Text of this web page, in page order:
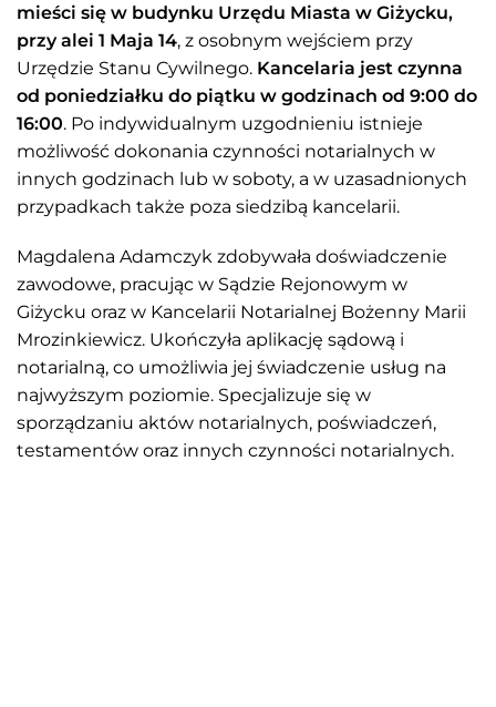
mieści się w budynku Urzędu Miasta w Giżycku,
przy alei 1 Maja 14, z osobnym wejściem przy
Urzędzie Stanu Cywilnego. Kancelaria jest czynna
od poniedziałku do piątku w godzinach od 9:00 do
16:00. Po indywidualnym uzgodnieniu istnieje
możliwość dokonania czynności notarialnych w
innych godzinach lub w soboty, a w uzasadnionych
przypadkach także poza siedzibą kancelarii.
Magdalena Adamczyk zdobywała doświadczenie
zawodowe, pracując w Sądzie Rejonowym w
Giżycku oraz w Kancelarii Notarialnej Bożenny Marii
Mrozinkiewicz. Ukończyła aplikację sądową i
notarialną, co umożliwia jej świadczenie usług na
najwyższym poziomie. Specjalizuje się w
sporządzaniu aktów notarialnych, poświadczeń,
testamentów oraz innych czynności notarialnych.